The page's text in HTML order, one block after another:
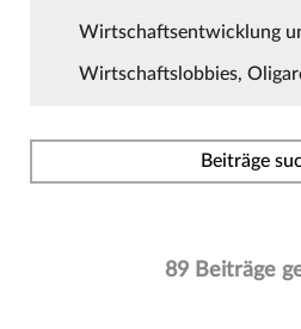
Wirtschaftsentwicklung
Wirtschaftslobbies,
Beiträge
89 Beiträge